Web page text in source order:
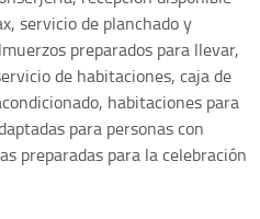
servicio de planchado y
preparados para llevar,
de habitaciones, caja de
habitaciones para
para personas con
preparadas para la celebración